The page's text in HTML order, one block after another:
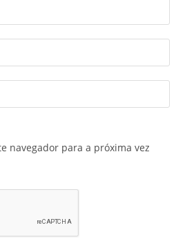
navegador para a próxima vez